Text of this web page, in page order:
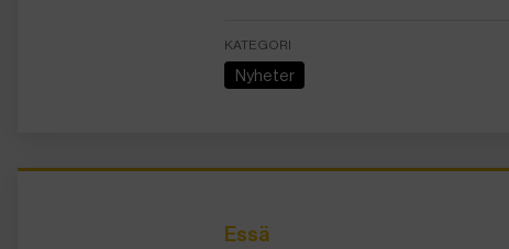
KATEGORI
Nyheter
Essä